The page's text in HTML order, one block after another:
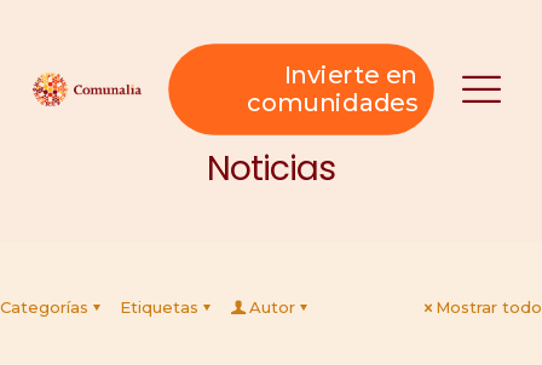
Invierte en
comunidades
Noticias
Categorías Etiquetas Autor Mostrar todo